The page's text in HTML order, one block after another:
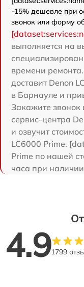
-15% дешевле при
звонок или форму
выполняется на
времени
доставит Denon
в Барнауле и
Закажите звонок
сервис-центра
и озвучит
LC6000 Prime.
Prime по нашей
часа при
4.91799